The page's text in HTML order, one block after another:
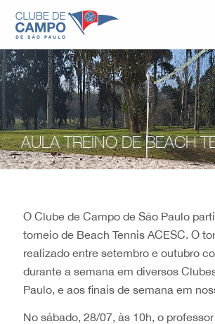
AULA TREINO DE BEACH
O Clube de Campo de São Paulo
torneio de Beach Tennis ACESC. O
realizado entre setembro e outubro
durante a semana em diversos
Paulo, e aos finais de semana em
No sábado, 28/07, às 10h, o